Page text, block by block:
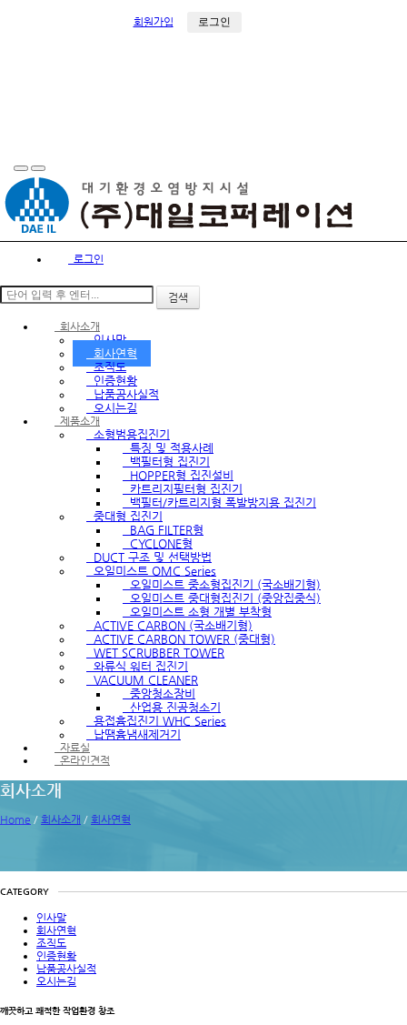
회원가입
로그인
검색
회사소개
인사말
회사연혁
조직도
인증현황
납품공사실적
오시는길
제품소개
소형범용집진기
특징 및 적용사례
백필터형 집진기
HOPPER형 집진설비
카트리지필터형 집진기
백필터/카트리지형 폭발방지용 집진기
중대형 집진기
BAG FILTER형
CYCLONE형
DUCT 구조 및 선택방법
오일미스트 OMC Series
오일미스트 중소형집진기 (국소배기형)
오일미스트 중대형집진기 (중앙집중식)
오일미스트 소형 개별 부착형
ACTIVE CARBON (국소배기형)
ACTIVE CARBON TOWER (중대형)
WET SCRUBBER TOWER
와류식 워터 집진기
VACUUM CLEANER
중앙청소장비
산업용 진공청소기
용접흄집진기 WHC Series
납땜흄냄새제거기
자료실
온라인견적
회사소개
Home / 회사소개 / 회사연혁
CATEGORY
인사말
회사연혁
조직도
인증현황
납품공사실적
오시는길
깨끗하고 쾌적한 작업환경 창조